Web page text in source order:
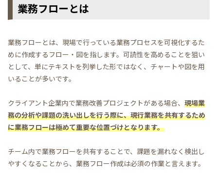
業務フローとは
業務フローとは、現場で行っている業務プロセスを可視化するた
めに作成するフロー・図を指します。可読性を高めることを狙い
として、単にテキストを列挙した形ではなく、チャートや図を用
いることが多いです。
クライアント企業内で業務改善プロジェクトがある場合、 現場業
務の分析や課題の洗い出しを行う際に、現行業務を共有するため
に業務フローは極めて重要な位置づけとなります。
チーム内で業務フローを共有することで、課題を漏れなく検出し
やすくなることから、業務フロー作成は必須の作業と言えます。